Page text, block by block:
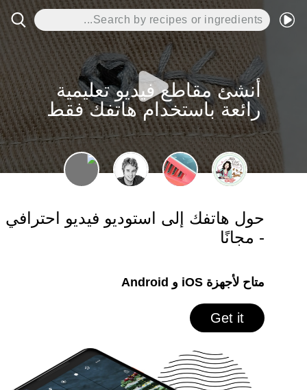
أنشئ مقاطع فيديو تعليمية
رائعة باستخدام هاتفك فقط
حول هاتفك إلى استوديو فيديو احترافي
- مجانًا
متاح لأجهزة iOS و Android
Get it